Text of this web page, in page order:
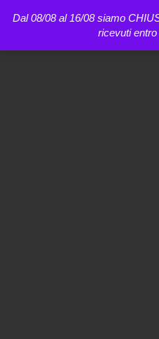
Dal 08/08 al 16/08 siamo
ricevuti